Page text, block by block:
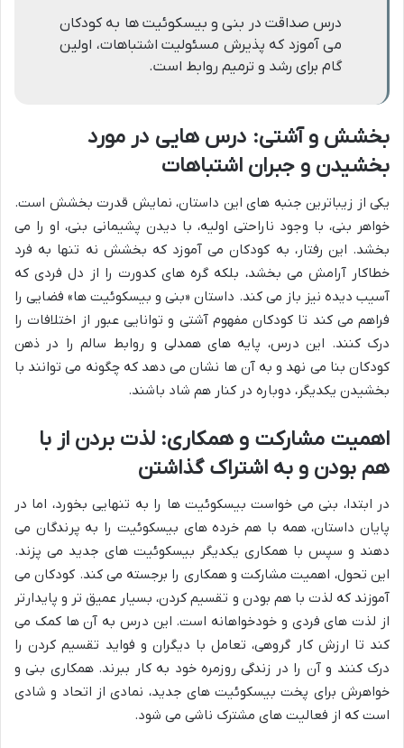
درس صداقت در بنی و بیسکوئیت ها به کودکان
می آموزد که پذیرش مسئولیت اشتباهات، اولین
گام برای رشد و ترمیم روابط است.
بخشش و آشتی: درس هایی در مورد
بخشیدن و جبران اشتباهات
یکی از زیباترین جنبه های این داستان، نمایش قدرت بخشش است.
خواهر بنی، با وجود ناراحتی اولیه، با دیدن پشیمانی بنی، او را می
بخشد. این رفتار، به کودکان می آموزد که بخشش نه تنها به فرد
خطاکار آرامش می بخشد، بلکه گره های کدورت را از دل فردی که
آسیب دیده نیز باز می کند. داستان «بنی و بیسکوئیت ها» فضایی را
فراهم می کند تا کودکان مفهوم آشتی و توانایی عبور از اختلافات را
درک کنند. این درس، پایه های همدلی و روابط سالم را در ذهن
کودکان بنا می نهد و به آن ها نشان می دهد که چگونه می توانند با
بخشیدن یکدیگر، دوباره در کنار هم شاد باشند.
اهمیت مشارکت و همکاری: لذت بردن از با
هم بودن و به اشتراک گذاشتن
در ابتدا، بنی می خواست بیسکوئیت ها را به تنهایی بخورد، اما در
پایان داستان، همه با هم خرده های بیسکوئیت را به پرندگان می
دهند و سپس با همکاری یکدیگر بیسکوئیت های جدید می پزند.
این تحول، اهمیت مشارکت و همکاری را برجسته می کند. کودکان می
آموزند که لذت با هم بودن و تقسیم کردن، بسیار عمیق تر و پایدارتر
از لذت های فردی و خودخواهانه است. این درس به آن ها کمک می
کند تا ارزش کار گروهی، تعامل با دیگران و فواید تقسیم کردن را
درک کنند و آن را در زندگی روزمره خود به کار ببرند. همکاری بنی و
خواهرش برای پخت بیسکوئیت های جدید، نمادی از اتحاد و شادی
است که از فعالیت های مشترک ناشی می شود.